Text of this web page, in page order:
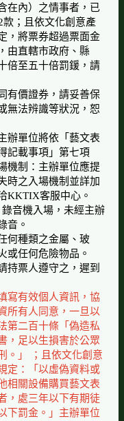
在內）之情事者，已
；且依文化創意產
，將票券超過票面金
由直轄市政府、縣
倍至五十倍罰鍰，請
有價證券，請妥善保
無法辨識等狀況，恕
辦單位將依「藝文表
記載事項」第七項
機制：主辦單位應提
時之入場機制並詳加
KKTIX客服中心。
音機入場，未經主辦
音。
何種類之金屬、玻
或任何危險物品。
持票人遵守之，遲到
寫有效個人資訊，協
所有人同意，一旦以
第二百十條「偽造私
，足以生損害於公眾
。」 ；且依文化創意
定：「以虛偽資料或
相關設備購買藝文表
，處三年以下有期徒
下罰金。」主辦單位